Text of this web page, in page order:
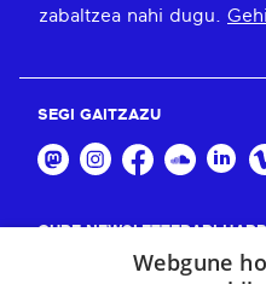
zabaltzea nahi dugu.
SEGI GAITZAZU
GURE NEWSLETTERARI
Webgune